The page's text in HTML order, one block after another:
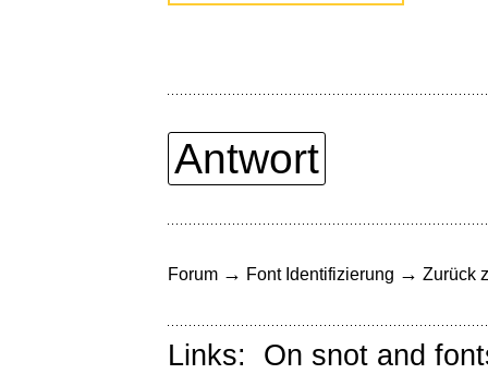
Antwort
Forum → Font Identifizierung → Zurück
Links: On snot and